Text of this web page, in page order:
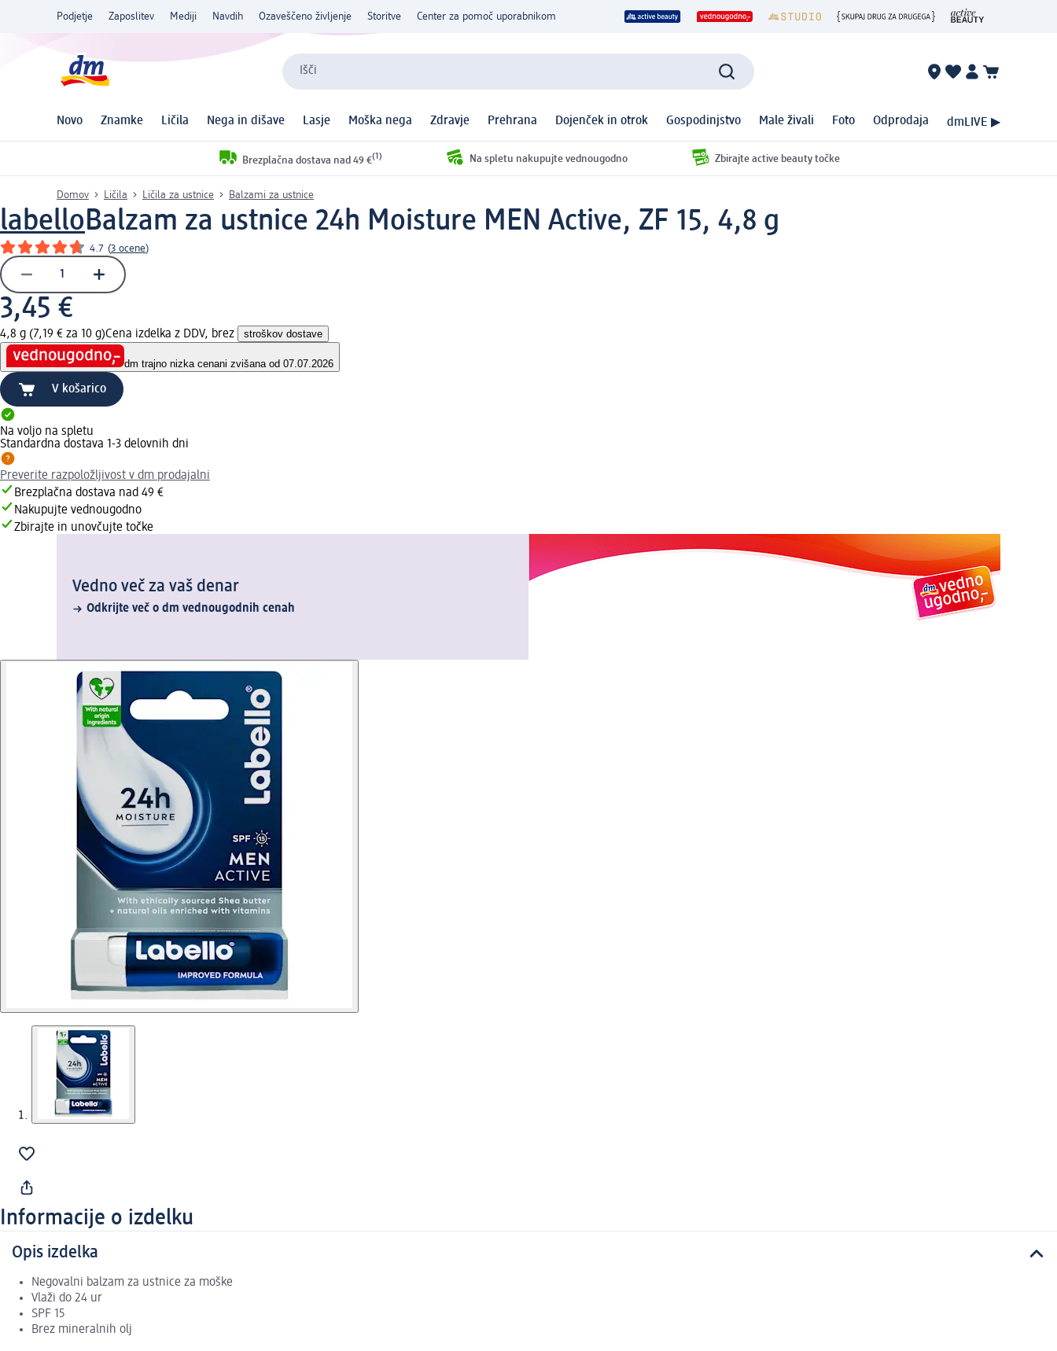
Podjetje Zaposlitev Mediji Navdih Ozaveščeno življenje Storitve Center za pomoč uporabnikom
Išči
Novo Znamke Ličila Nega in dišave Lasje Moška nega Zdravje Prehrana Dojenček in otrok Gospodinjstvo Male živali Foto Odprodaja dmLIVE ▶
Brezplačna dostava nad 49 €(1) Na spletu nakupujte vednougodno Zbirajte active beauty točke
Domov Ličila Ličila za ustnice Balzami za ustnice
labelloBalzam za ustnice 24h Moisture MEN Active, ZF 15, 4,8 g
4.7 (3 ocene)
3,45 €
4,8 g (7,19 € za 10 g)Cena izdelka z DDV, brez stroškov dostave
dm trajno nizka cenani zvišana od 07.07.2026
V košarico
Na voljo na spletu
Standardna dostava 1-3 delovnih dni
Preverite razpoložljivost v dm prodajalni
Brezplačna dostava nad 49 €
Nakupujte vednougodno
Zbirajte in unovčujte točke
Vedno več za vaš denar
Odkrijte več o dm vednougodnih cenah
Informacije o izdelku
Opis izdelka
Negovalni balzam za ustnice za moške
Vlaži do 24 ur
SPF 15
Brez mineralnih olj